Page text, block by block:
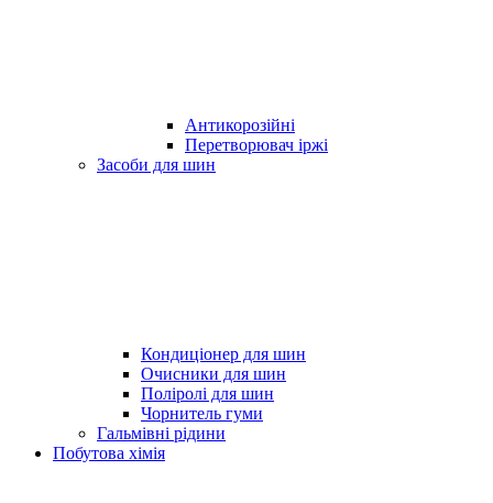
Антикорозійні
Перетворювач іржі
Засоби для шин
Кондиціонер для шин
Очисники для шин
Поліролі для шин
Чорнитель гуми
Гальмівні рідини
Побутова хімія